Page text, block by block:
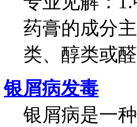
药膏的成分
类、醇类或
银屑病发毒
银屑病是一